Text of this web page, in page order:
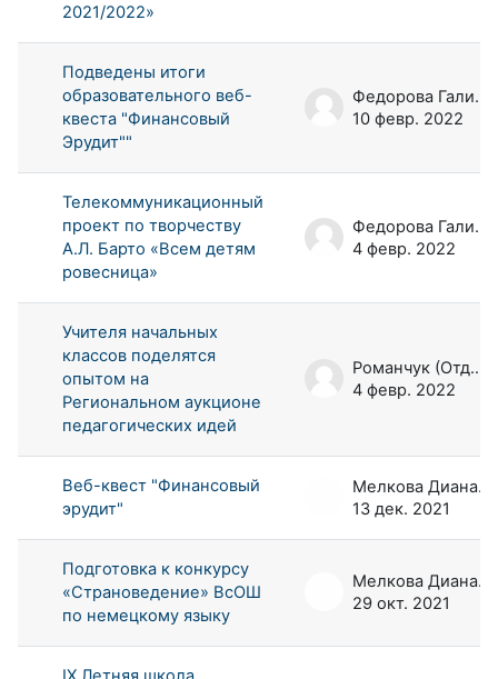
2021/2022»
Подведены итоги
образовательного веб-
квеста "Финансовый
Эрудит""
Федорова Галина Аркадьевна
10 февр. 2022
Телекоммуникационный
проект по творчеству
А.Л. Барто «Всем детям
ровесница»
Федорова Галина Аркадьевна
4 февр. 2022
Учителя начальных
классов поделятся
опытом на
Региональном аукционе
педагогических идей
Романчук (Отдел РООП) Евгений
4 февр. 2022
Веб-квест "Финансовый
эрудит"
Мелкова Диана Андреевна
13 дек. 2021
Подготовка к конкурсу
«Страноведение» ВсОШ
по немецкому языку
Мелкова Диана Андреевна
29 окт. 2021